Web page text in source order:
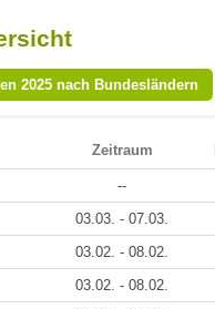
2025 nach Bundesländern
Zeitraum
--
03.03. - 07.03.
03.02. - 08.02.
03.02. - 08.02.